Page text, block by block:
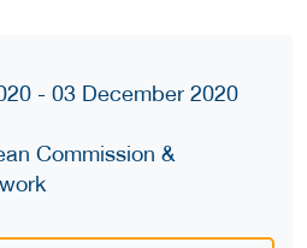
- 03 December 2020
Commission &